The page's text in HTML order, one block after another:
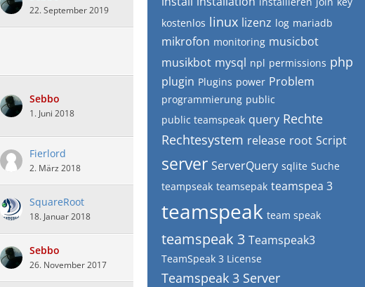
22. September 2019
Sebbo
1. Juni 2018
Fierlord
2. März 2018
SquareRoot
18. Januar 2018
Sebbo
26. November 2017
kostenlos linux lizenz log mariadb
mikrofon monitoring musicbot
musikbot mysql npl permissions php
plugin Plugins power Problem
programmierung public
public teamspeak query Rechte
Rechtesystem release root Script
server ServerQuery sqlite Suche
teampseak teamsepak teamspea 3
teamspeak team speak
teamspeak 3 Teamspeak3
TeamSpeak 3 License
Teamspeak 3 Server